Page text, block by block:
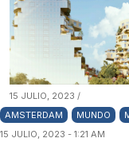
15 JULIO, 2023 /
AMSTERDAM
MUNDO
15 JULIO, 2023 - 1:21 AM